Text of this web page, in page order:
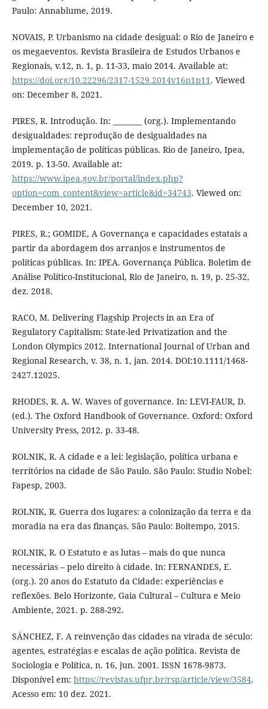
Paulo: Annablume, 2019.
NOVAIS, P. Urbanismo na cidade desigual: o Rio de Janeiro e
os megaeventos. Revista Brasileira de Estudos Urbanos e
Regionais, v.12, n. 1, p. 11-33, maio 2014. Available at:
https://doi.org/10.22296/2317-1529.2014v16n1p11. Viewed
on: December 8, 2021.
PIRES, R. Introdução. In: ________ (org.). Implementando
desigualdades: reprodução de desigualdades na
implementação de políticas públicas. Rio de Janeiro, Ipea,
2019. p. 13-50. Available at:
https://www.ipea.gov.br/portal/index.php?
option=com_content&view=article&id=34743. Viewed on:
December 10, 2021.
PIRES, R.; GOMIDE, A Governança e capacidades estatais a
partir da abordagem dos arranjos e instrumentos de
políticas públicas. In: IPEA. Governança Pública. Boletim de
Análise Político-Institucional, Rio de Janeiro, n. 19, p. 25-32,
dez. 2018.
RACO, M. Delivering Flagship Projects in an Era of
Regulatory Capitalism: State-led Privatization and the
London Olympics 2012. International Journal of Urban and
Regional Research, v. 38, n. 1, jan. 2014. DOI:10.1111/1468-
2427.12025.
RHODES, R. A. W. Waves of governance. In: LEVI-FAUR, D.
(ed.). The Oxford Handbook of Governance. Oxford: Oxford
University Press, 2012. p. 33-48.
ROLNIK, R. A cidade e a lei: legislação, política urbana e
territórios na cidade de São Paulo. São Paulo: Studio Nobel:
Fapesp, 2003.
ROLNIK, R. Guerra dos lugares: a colonização da terra e da
moradia na era das finanças. São Paulo: Boitempo, 2015.
ROLNIK, R. O Estatuto e as lutas – mais do que nunca
necessárias – pelo direito à cidade. In: FERNANDES, E.
(org.). 20 anos do Estatuto da Cidade: experiências e
reflexões. Belo Horizonte, Gaia Cultural – Cultura e Meio
Ambiente, 2021. p. 288-292.
SÁNCHEZ, F. A reinvenção das cidades na virada de século:
agentes, estratégias e escalas de ação política. Revista de
Sociologia e Política, n. 16, jun. 2001. ISSN 1678-9873.
Disponível em: https://revistas.ufpr.br/rsp/article/view/3584.
Acesso em: 10 dez. 2021.